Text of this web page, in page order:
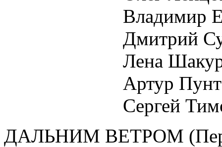
Владимир
Дмитрий
Лена
Артур
Сергей
ДАЛЬНИМ ВЕТРОМ